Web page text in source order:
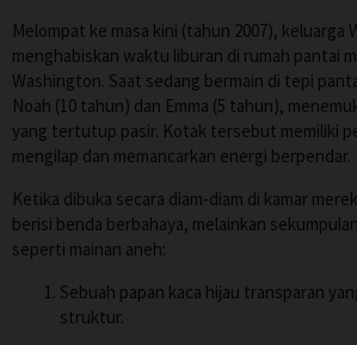
Melompat ke masa kini (tahun 2007), keluarga
menghabiskan waktu liburan di rumah pantai
Washington. Saat sedang bermain di tepi
Noah (10 tahun) dan Emma (5 tahun),
yang tertutup pasir. Kotak tersebut memiliki
mengilap dan memancarkan energi berpendar.
Ketika dibuka secara diam-diam di kamar
berisi benda berbahaya, melainkan
seperti mainan aneh:
Sebuah papan kaca hijau transparan
struktur.